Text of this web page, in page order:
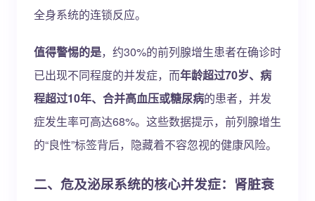
全身系统的连锁反应。
值得警惕的是，约30%的前列腺增生患者在确诊时
已出现不同程度的并发症，而年龄超过70岁、病
程超过10年、合并高血压或糖尿病的患者，并发
症发生率可高达68%。这些数据提示，前列腺增生
的“良性”标签背后，隐藏着不容忽视的健康风险。
二、危及泌尿系统的核心并发症：肾脏衰